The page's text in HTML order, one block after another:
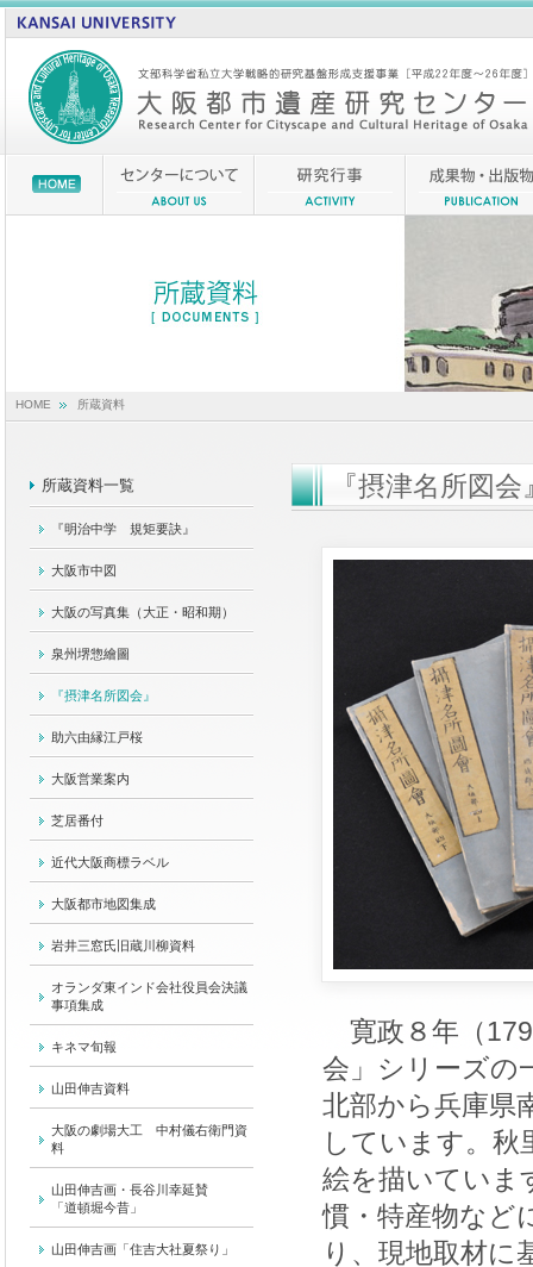
HOME 所蔵資料
所蔵資料一覧
『明治中学 規矩要訣』
大阪市中図
大阪の写真集（大正・昭和期）
泉州堺惣繪圖
『摂津名所図会』
助六由縁江戸桜
大阪営業案内
芝居番付
近代大阪商標ラベル
大阪都市地図集成
岩井三窓氏旧蔵川柳資料
オランダ東インド会社役員会決議
事項集成
キネマ旬報
山田伸吉資料
大阪の劇場大工 中村儀右衛門資
料
山田伸吉画・長谷川幸延賛
「道頓堀今昔」
山田伸吉画「住吉大社夏祭り」
『摂津名所図会
寛政８年（
会」シリーズの
北部から兵庫県
しています。秋
絵を描いていま
慣・特産物など
り、現地取材に